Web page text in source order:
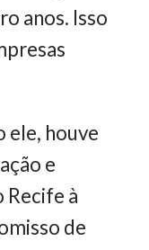
anos. Isso
ele, houve
e
Recife à
de